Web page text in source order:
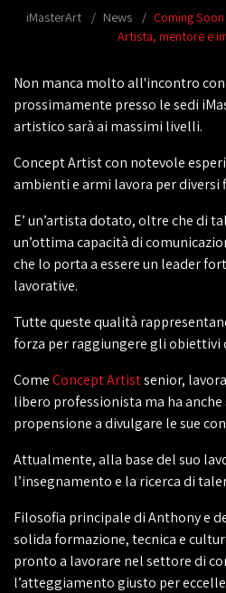
iMasterArt News
Coming
Artista, mentore e
Non manca molto all'incontro con
prossimamente presso le sedi
artistico sarà ai massimi livelli.
Concept Artist con notevole
ambienti e armi lavora per diversi
E’ un’artista dotato, oltre che di
un’ottima capacità di
che lo porta a essere un leader
lavorative.
Tutte queste qualità
forza per raggiungere gli obiettivi
ComeConcept Artistsenior,
libero professionista ma ha
propensione a divulgare le sue
Attualmente, alla base del suo
l’insegnamento e la ricerca di
Filosofia principale di Anthony e
solida formazione, tecnica e
pronto a lavorare nel settore di
l’atteggiamento giusto per